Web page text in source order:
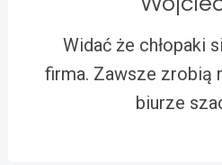
Widać że chłopaki
firma. Zawsze zrobią
biurze